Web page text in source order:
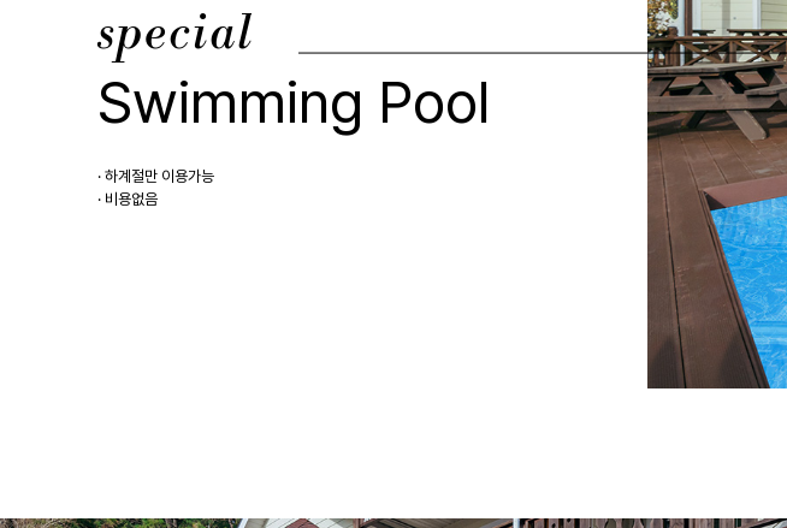
special
Swimming Pool
· 하계절만 이용가능
· 비용없음